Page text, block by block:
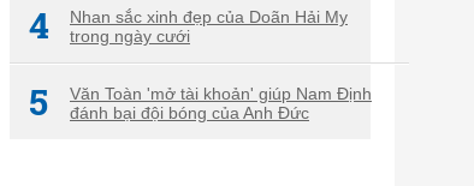
4
Nhan sắc xinh đẹp của Doãn Hải My
trong ngày cưới
5
Văn Toàn 'mở tài khoản' giúp Nam Định
đánh bại đội bóng của Anh Đức